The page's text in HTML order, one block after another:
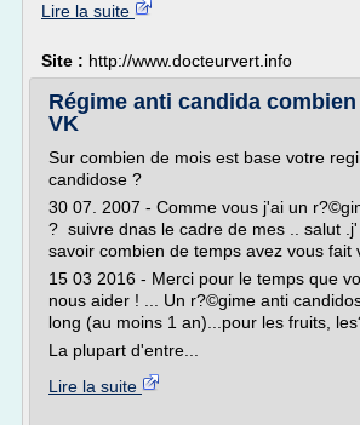
Lire la suite
Site : http://www.docteurvert.info
Régime anti candida combien
VK
Sur combien de mois est base votre
candidose ?
30 07. 2007 - Comme vous j'ai un
? suivre dnas le cadre de mes .. salut
savoir combien de temps avez vous fait
15 03 2016 - Merci pour le temps que
nous aider ! ... Un r?©gime anti
long (au moins 1 an)...pour les fruits,
La plupart d'entre...
Lire la suite